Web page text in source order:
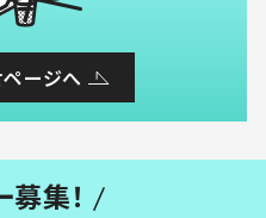
ージへ
集！